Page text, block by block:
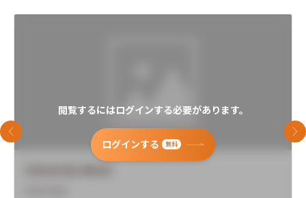
閲覧するにはログインする必要があります。
ログインする 無料
前のスライド 次